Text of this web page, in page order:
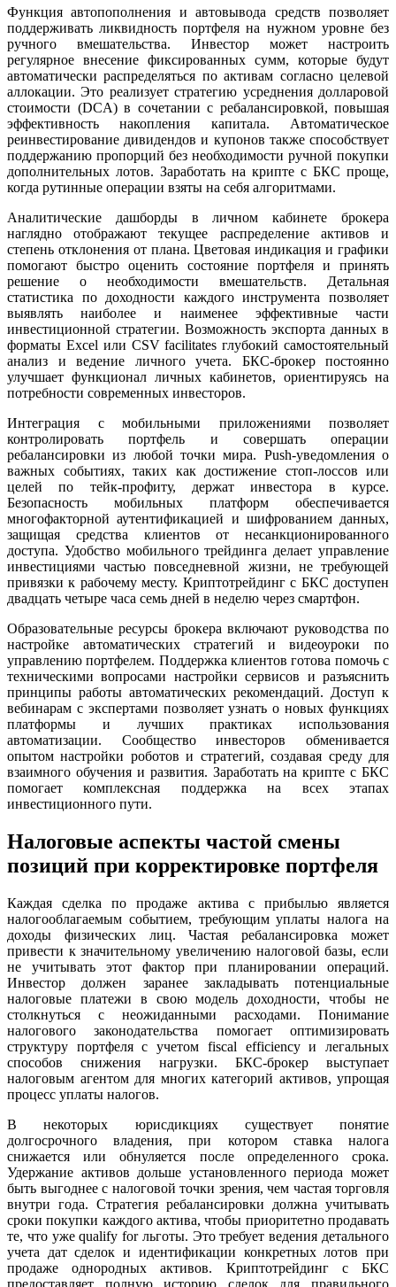
Функция автопополнения и автовывода средств позволяет
поддерживать ликвидность портфеля на нужном уровне без
ручного вмешательства. Инвестор может настроить
регулярное внесение фиксированных сумм, которые будут
автоматически распределяться по активам согласно целевой
аллокации. Это реализует стратегию усреднения долларовой
стоимости (DCA) в сочетании с ребалансировкой, повышая
эффективность накопления капитала. Автоматическое
реинвестирование дивидендов и купонов также способствует
поддержанию пропорций без необходимости ручной покупки
дополнительных лотов. Заработать на крипте с БКС проще,
когда рутинные операции взяты на себя алгоритмами.
Аналитические дашборды в личном кабинете брокера
наглядно отображают текущее распределение активов и
степень отклонения от плана. Цветовая индикация и графики
помогают быстро оценить состояние портфеля и принять
решение о необходимости вмешательств. Детальная
статистика по доходности каждого инструмента позволяет
выявлять наиболее и наименее эффективные части
инвестиционной стратегии. Возможность экспорта данных в
форматы Excel или CSV facilitates глубокий самостоятельный
анализ и ведение личного учета. БКС-брокер постоянно
улучшает функционал личных кабинетов, ориентируясь на
потребности современных инвесторов.
Интеграция с мобильными приложениями позволяет
контролировать портфель и совершать операции
ребалансировки из любой точки мира. Push-уведомления о
важных событиях, таких как достижение стоп-лоссов или
целей по тейк-профиту, держат инвестора в курсе.
Безопасность мобильных платформ обеспечивается
многофакторной аутентификацией и шифрованием данных,
защищая средства клиентов от несанкционированного
доступа. Удобство мобильного трейдинга делает управление
инвестициями частью повседневной жизни, не требующей
привязки к рабочему месту. Криптотрейдинг с БКС доступен
двадцать четыре часа семь дней в неделю через смартфон.
Образовательные ресурсы брокера включают руководства по
настройке автоматических стратегий и видеоуроки по
управлению портфелем. Поддержка клиентов готова помочь с
техническими вопросами настройки сервисов и разъяснить
принципы работы автоматических рекомендаций. Доступ к
вебинарам с экспертами позволяет узнать о новых функциях
платформы и лучших практиках использования
автоматизации. Сообщество инвесторов обменивается
опытом настройки роботов и стратегий, создавая среду для
взаимного обучения и развития. Заработать на крипте с БКС
помогает комплексная поддержка на всех этапах
инвестиционного пути.
Налоговые аспекты частой смены
позиций при корректировке портфеля
Каждая сделка по продаже актива с прибылью является
налогооблагаемым событием, требующим уплаты налога на
доходы физических лиц. Частая ребалансировка может
привести к значительному увеличению налоговой базы, если
не учитывать этот фактор при планировании операций.
Инвестор должен заранее закладывать потенциальные
налоговые платежи в свою модель доходности, чтобы не
столкнуться с неожиданными расходами. Понимание
налогового законодательства помогает оптимизировать
структуру портфеля с учетом fiscal efficiency и легальных
способов снижения нагрузки. БКС-брокер выступает
налоговым агентом для многих категорий активов, упрощая
процесс уплаты налогов.
В некоторых юрисдикциях существует понятие
долгосрочного владения, при котором ставка налога
снижается или обнуляется после определенного срока.
Удержание активов дольше установленного периода может
быть выгоднее с налоговой точки зрения, чем частая торговля
внутри года. Стратегия ребалансировки должна учитывать
сроки покупки каждого актива, чтобы приоритетно продавать
те, что уже qualify for льготы. Это требует ведения детального
учета дат сделок и идентификации конкретных лотов при
продаже однородных активов. Криптотрейдинг с БКС
предоставляет полную историю сделок для правильного